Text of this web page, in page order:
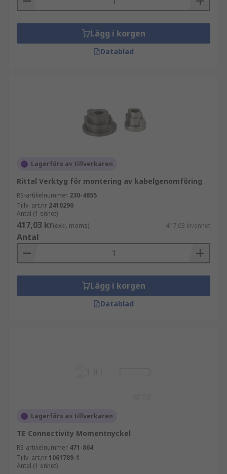
Lägg i korgen
Datablad
Lagerförs av tillverkaren
Rittal Verktyg för montering av kabelgenomföring
RS-artikelnummer 230-4855
Tillv. art.nr 2410290
Antal (1 enhet)
417,03 kr(exkl. moms) 417,03 kr/enhet
Antal
Lägg i korgen
Datablad
Lagerförs av tillverkaren
TE Connectivity Momentnyckel
RS-artikelnummer 471-864
Tillv. art.nr 1061789-1
Antal (1 enhet)